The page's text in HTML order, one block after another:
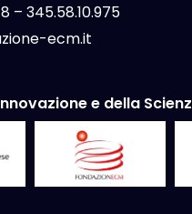
– 345.58.10.975
ecm.it
e della